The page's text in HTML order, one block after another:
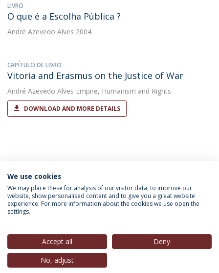
LIVRO
O que é a Escolha Pública ?
André Azevedo Alves 2004.
CAPÍTULO DE LIVRO
Vitoria and Erasmus on the Justice of War
André Azevedo Alves Empire, Humanism and Rights
DOWNLOAD AND MORE DETAILS
INFORMAÇÃO PARA
We use cookies
We may place these for analysis of our visitor data, to improve our
website, show personalised content and to give you a great website
experience. For more information about the cookies we use open the
settings.
Accept all
Deny
No, adjust